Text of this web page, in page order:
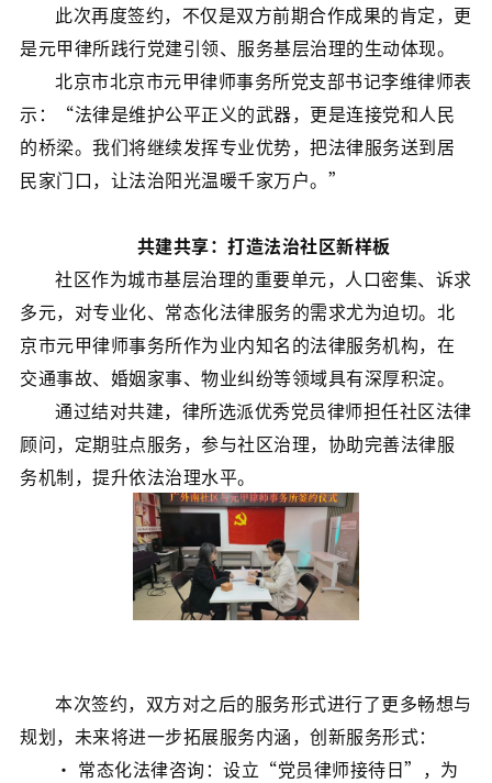
此次再度签约，不仅是双方前期合作成果的肯定，更
是元甲律所践行党建引领、服务基层治理的生动体现。
北京市北京市元甲律师事务所党支部书记李维律师表
示：“法律是维护公平正义的武器，更是连接党和人民
的桥梁。我们将继续发挥专业优势，把法律服务送到居
民家门口，让法治阳光温暖千家万户。”
共建共享：打造法治社区新样板
社区作为城市基层治理的重要单元，人口密集、诉求
多元，对专业化、常态化法律服务的需求尤为迫切。北
京市元甲律师事务所作为业内知名的法律服务机构，在
交通事故、婚姻家事、物业纠纷等领域具有深厚积淀。
通过结对共建，律所选派优秀党员律师担任社区法律
顾问，定期驻点服务，参与社区治理，协助完善法律服
务机制，提升依法治理水平。
本次签约，双方对之后的服务形式进行了更多畅想与
规划，未来将进一步拓展服务内涵，创新服务形式：
· 常态化法律咨询：设立“党员律师接待日”，为